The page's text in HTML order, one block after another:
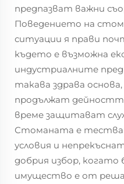
предпазват важни
Поведението на
ситуации я прави
където е възможна
индустриалните
такава здрава
продължат
време защитават
Стоманата е
условия и
добрия избор, когато
имущество е от